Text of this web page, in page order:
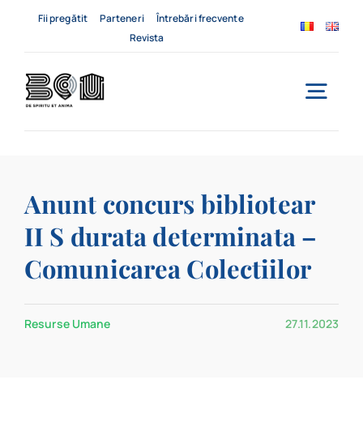
Fii pregătit Parteneri
Întrebări frecvente
Revista
Anunt concurs bibliotear
II S durata determinata –
Comunicarea Colectiilor
Resurse Umane 27.11.2023